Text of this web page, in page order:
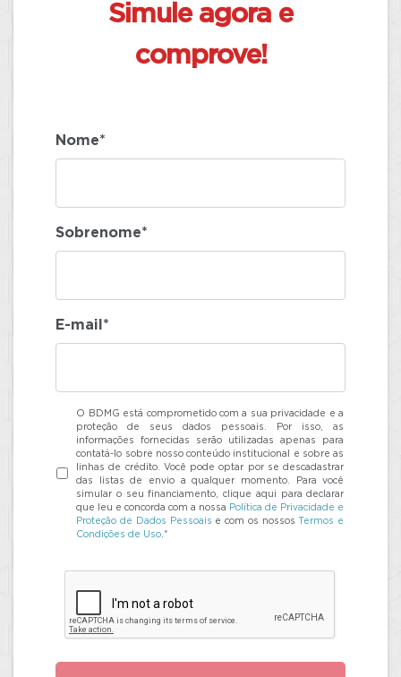
Simule agora e
comprove!
Nome*
Sobrenome*
E-mail*
O BDMG está comprometido com a sua privacidade e a
proteção de seus dados pessoais. Por isso, as
informações fornecidas serão utilizadas apenas para
contatá-lo sobre nosso conteúdo institucional e sobre as
linhas de crédito. Você pode optar por se descadastrar
das listas de envio a qualquer momento. Para você
simular o seu financiamento, clique aqui para declarar
que leu e concorda com a nossa Política de Privacidade e
Proteção de Dados Pessoais e com os nossos
Termos e
Condições de Uso.*